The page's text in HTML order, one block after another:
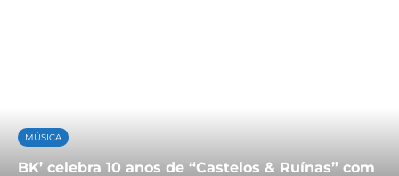
MÚSICA
BK’ celebra 10 anos de “Castelos & Ruínas” com